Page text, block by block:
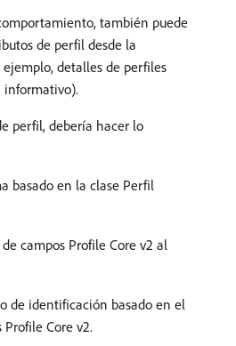
también puede
de perfil desde la
detalles de perfiles
informativo).
perfil, debería hacer lo
basado en la clase Perfil
campos Profile Core v2 al
de identificación basado en el
Core v2.